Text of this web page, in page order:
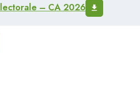
– CA 2026